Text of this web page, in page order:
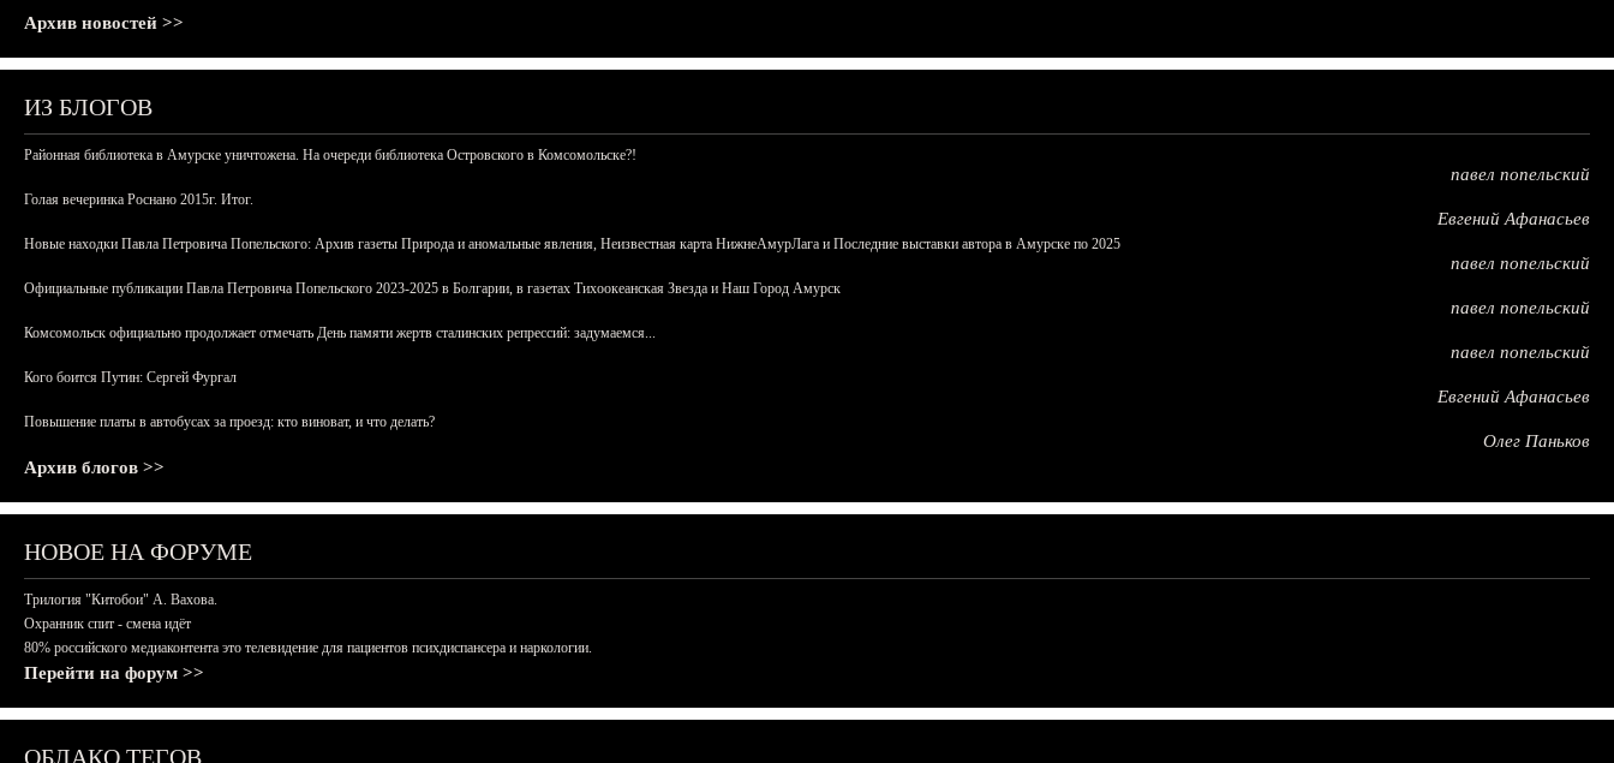
Архив новостей >>
ИЗ БЛОГОВ
Районная библиотека в Амурске уничтожена. На очереди библиотека Островского в Комсомольске?!
павел попельский
Голая вечеринка Роснано 2015г. Итог.
Евгений Афанасьев
Новые находки Павла Петровича Попельского: Архив газеты Природа и аномальные явления, Неизвестная карта НижнеАмурЛага и Последние выставки автора в Амурске по 2025
павел попельский
Официальные публикации Павла Петровича Попельского 2023-2025 в Болгарии, в газетах Тихоокеанская Звезда и Наш Город Амурск
павел попельский
Комсомольск официально продолжает отмечать День памяти жертв сталинских репрессий: задумаемся...
павел попельский
Кого боится Путин: Сергей Фургал
Евгений Афанасьев
Повышение платы в автобусах за проезд: кто виноват, и что делать?
Олег Паньков
Архив блогов >>
НОВОЕ НА ФОРУМЕ
Трилогия "Китобои" А. Вахова.
Охранник спит - смена идёт
80% российского медиаконтента это телевидение для пациентов психдиспансера и наркологии.
Перейти на форум >>
ОБЛАКО ТЕГОВ